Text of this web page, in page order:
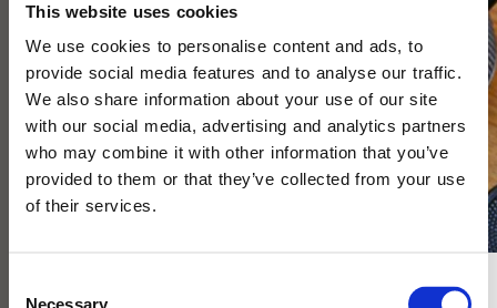
This website uses cookies
We use cookies to personalise content and ads, to
provide social media features and to analyse our traffic.
We also share information about your use of our site
with our social media, advertising and analytics partners
who may combine it with other information that you’ve
provided to them or that they’ve collected from your use
of their services.
Necessary
Kusmi Tea
Ekologisk Earl Grey i burk 100g
Kusmis ekologiska variant av ett klassiskt Earl Grey, Congou
och Yunnan blandat med bergamott av bästa kvalitet.